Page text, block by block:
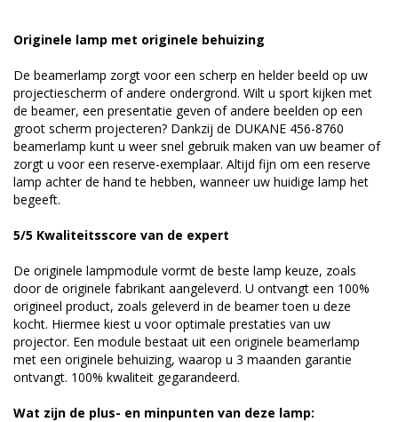
Originele lamp met originele behuizing
De beamerlamp zorgt voor een scherp en helder beeld op uw
projectiescherm of andere ondergrond. Wilt u sport kijken met
de beamer, een presentatie geven of andere beelden op een
groot scherm projecteren? Dankzij de DUKANE 456-8760
beamerlamp kunt u weer snel gebruik maken van uw beamer of
zorgt u voor een reserve-exemplaar. Altijd fijn om een reserve
lamp achter de hand te hebben, wanneer uw huidige lamp het
begeeft.
5/5 Kwaliteitsscore van de expert
De originele lampmodule vormt de beste lamp keuze, zoals
door de originele fabrikant aangeleverd. U ontvangt een 100%
origineel product, zoals geleverd in de beamer toen u deze
kocht. Hiermee kiest u voor optimale prestaties van uw
projector. Een module bestaat uit een originele beamerlamp
met een originele behuizing, waarop u 3 maanden garantie
ontvangt. 100% kwaliteit gegarandeerd.
Wat zijn de plus- en minpunten van deze lamp: